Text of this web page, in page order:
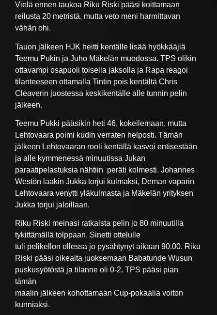
Vielä ennen taukoa Riku Riski pääsi koittamaan
reilusta 20 metristä, mutta veto meni harmittavan
vähän ohi.
Tauon jälkeen HJK heitti kentälle lisää hyökkääjiä
Teemu Pukin ja Juho Mäkelän muodossa. TPS olikin
ottavampi osapuoli toisella jaksolla ja Rapa reagoi
tilanteeseen ottamalla Tintin pois kentältä Chris
Cleaverin juostessa keskikentälle alle tunnin pelin
jälkeen.
Teemu Pukki pääsikin heti 46. kokeilemaan, mutta
Lehtovaara poimi kudin verraten helposti. Tämän
jälkeen Lehtovaaran rooli kentällä kasvoi entisestään
ja alle kymmenessä minuutissa Jukan
paraatipelastuksia nähtiin peräti kolmesti. Johannes
Westön laakin Jukka torjui kulmaksi, Deman vaparin
Lehtovaara venytti yläkulmasta ja Mäkelän yrityksen
Jukka torjui jaloillaan.
Riku Riski meinasi ratkaista pelin jo 80 minuutilla
tykittämällä tolppaan. Sinetti ottelulle
tuli pelikellon ollessa jo pysähtynyt aikaan 90.00. Riku
Riski pääsi oikealta juoksemaan Babatunde Wusun
puskusyötöstä ja tilanne oli 0-2. TPS pääsi pian
tämän
maalin jälkeen kohottamaan Cup-pokaalia voiton
kunniaksi.